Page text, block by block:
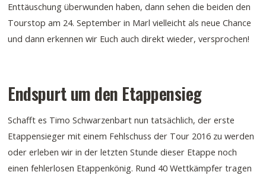
Enttäuschung überwunden haben, dann sehen die beiden den
Tourstop am 24. September in Marl vielleicht als neue Chance
und dann erkennen wir Euch auch direkt wieder, versprochen!
Endspurt um den Etappensieg
Schafft es Timo Schwarzenbart nun tatsächlich, der erste
Etappensieger mit einem Fehlschuss der Tour 2016 zu werden
oder erleben wir in der letzten Stunde dieser Etappe noch
einen fehlerlosen Etappenkönig. Rund 40 Wettkämpfer tragen